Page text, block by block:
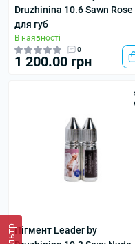
Druzhinina 10.6 Sawn Rose
для губ
В наявності
0
1 200.00 грн
Пігмент Leader by